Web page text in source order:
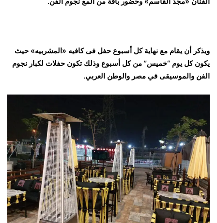
ويذكر أن يقام مع نهاية كل أسبوع حفل فى كافيه «المشربيه» حيث
يكون كل يوم “خميس” من كل أسبوع وذلك تكون حفلات لكبار نجوم
الفن والموسيقى في مصر والوطن العربي.